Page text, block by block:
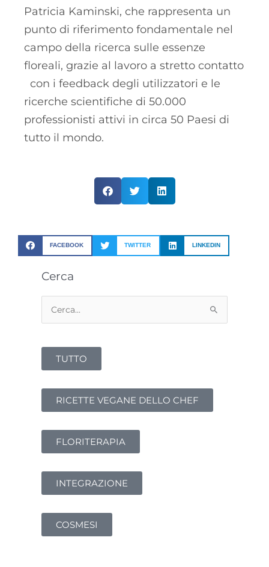
Patricia Kaminski, che rappresenta un
punto di riferimento fondamentale nel
campo della ricerca sulle essenze
floreali, grazie al lavoro a stretto contatto
con i feedback degli utilizzatori e le
ricerche scientifiche di 50.000
professionisti attivi in circa 50 Paesi di
tutto il mondo.
FACEBOOK TWITTER LINKEDIN
Cerca
Cerca:
TUTTO
RICETTE VEGANE DELLO CHEF
FLORITERAPIA
INTEGRAZIONE
COSMESI